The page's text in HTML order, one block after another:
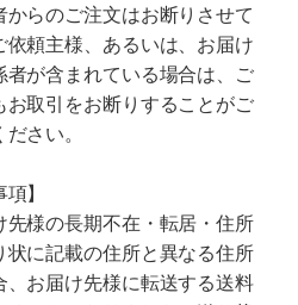
からのご注文はお断りさせて
頼主様、あるいは、お届け
が含まれている場合は、ご
取引をお断りすることがご
さい。
】
様の長期不在・転居・住所
に記載の住所と異なる住所
お届け先様に転送する送料